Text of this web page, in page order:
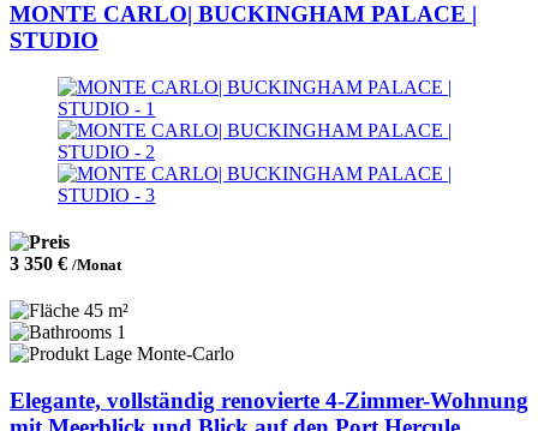
MONTE CARLO| BUCKINGHAM PALACE |
STUDIO
3 350 € /Monat
45 m²
1
Monte-Carlo
Elegante, vollständig renovierte 4-Zimmer-Wohnung